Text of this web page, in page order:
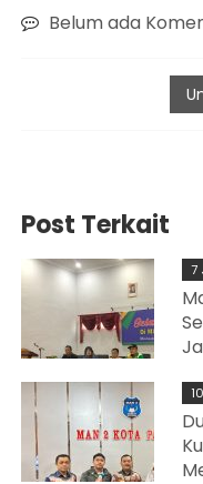
Belum ada
Post Terkait
7